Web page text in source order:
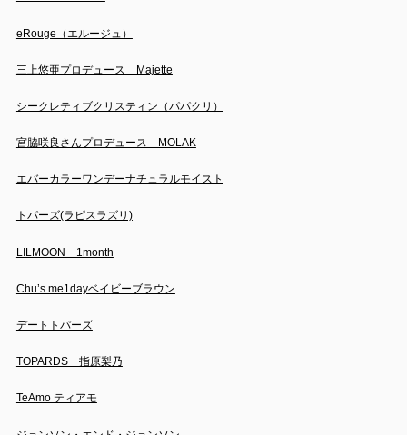
eRouge（エルージュ）
三上悠亜プロデュース Majette
シークレティブクリスティン（パパクリ）
宮脇咲良さんプロデュース MOLAK
エバーカラーワンデーナチュラルモイスト
トパーズ(ラピスラズリ)
LILMOON 1month
Chu’s me1dayベイビーブラウン
デートトパーズ
TOPARDS 指原梨乃
TeAmo ティアモ